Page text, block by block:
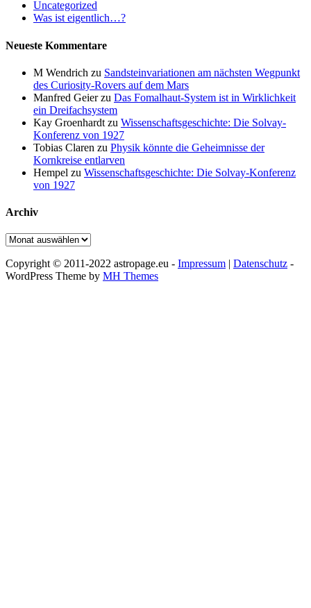
Uncategorized
Was ist eigentlich…?
Neueste Kommentare
M Wendrich zu Sandsteinvariationen am nächsten Wegpunkt
des Curiosity-Rovers auf dem Mars
Manfred Geierzu Das Fomalhaut-System ist in Wirklichkeit
ein Dreifachsystem
Kay Groenhardt zu Wissenschaftsgeschichte: Die Solvay-
Konferenz von 1927
Tobias Claren zu Physik könnte die Geheimnisse der
Kornkreise entlarven
Hempel zu Wissenschaftsgeschichte: Die Solvay-Konferenz
von 1927
Archiv
Archiv
Copyright © 2011-2022 astropage.eu - Impressum | Datenschutz -
WordPress Theme by MH Themes